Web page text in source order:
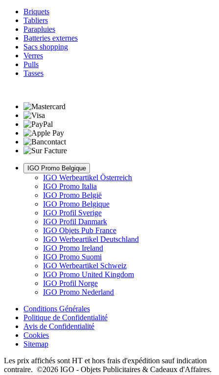
Briquets
Tabliers
Parapluies
Batteries externes
Sacs shopping
Verres
Pulls
Tasses
IGO Promo Belgique
IGO Werbeartikel Österreich
IGO Promo Italia
IGO Promo België
IGO Promo Belgique
IGO Profil Sverige
IGO Profil Danmark
IGO Objets Pub France
IGO Werbeartikel Deutschland
IGO Promo Ireland
IGO Promo Suomi
IGO Werbeartikel Schweiz
IGO Promo United Kingdom
IGO Profil Norge
IGO Promo Nederland
Conditions Générales
Politique de Confidentialité
Avis de Confidentialité
Cookies
Sitemap
Les prix affichés sont HT et hors frais d'expédition sauf indication
contraire. ©2026 IGO - Objets Publicitaires & Cadeaux d'Affaires.